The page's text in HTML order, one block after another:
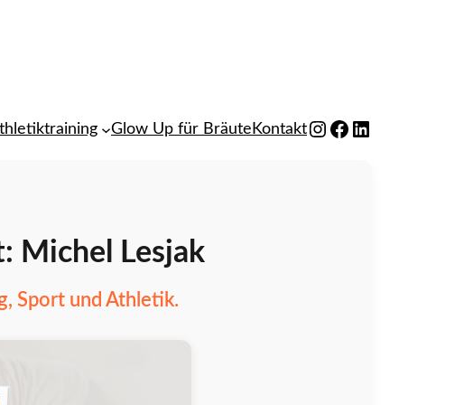
Glow Up für Bräute KontaktInstagram Facebook LinkedIn
Michel Lesjak
Sport und Athletik.